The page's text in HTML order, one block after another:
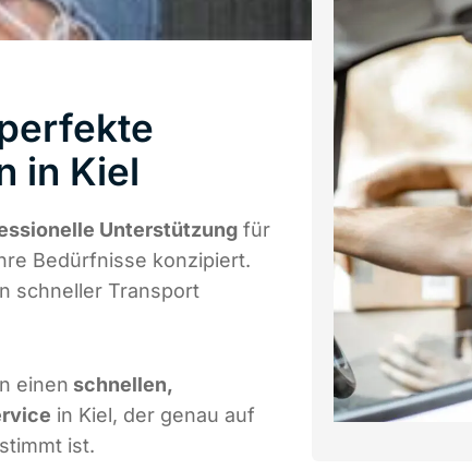
in Kiel
Unterstützung für
Bedürfnisse konzipiert.
schneller Transport
einen schnellen,
in Kiel, der genau auf
ist.